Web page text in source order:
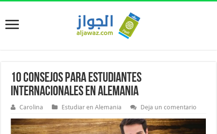
10 consejos para estudiantes
internacionales en Alemania
Carolina Estudiar en Alemania Deja un comentario